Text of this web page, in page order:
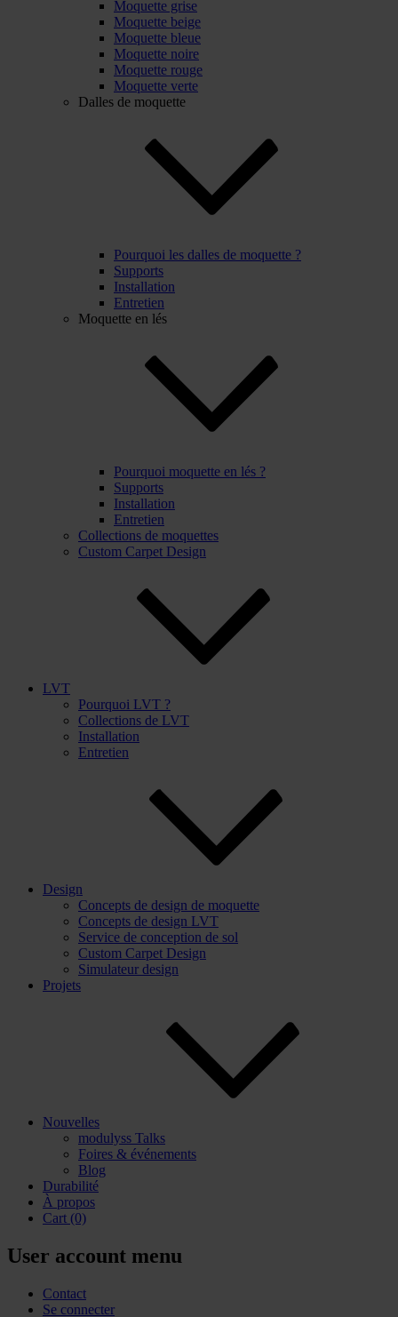
Moquette grise
Moquette beige
Moquette bleue
Moquette noire
Moquette rouge
Moquette verte
Dalles de moquette
Pourquoi les dalles de moquette ?
Supports
Installation
Entretien
Moquette en lés
Pourquoi moquette en lés ?
Supports
Installation
Entretien
Collections de moquettes
Custom Carpet Design
LVT
Pourquoi LVT ?
Collections de LVT
Installation
Entretien
Design
Concepts de design de moquette
Concepts de design LVT
Service de conception de sol
Custom Carpet Design
Simulateur design
Projets
Nouvelles
modulyss Talks
Foires & événements
Blog
Durabilité
À propos
Cart (0)
User account menu
Contact
Se connecter